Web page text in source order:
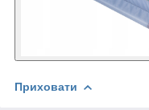
Приховати